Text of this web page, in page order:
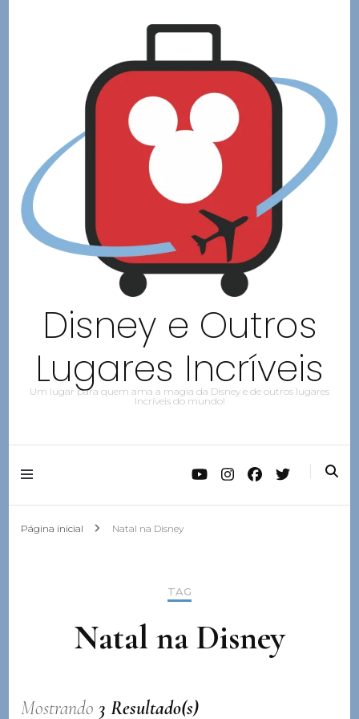
Disney e Outros
Lugares Incríveis
Um lugar para quem ama a magia da Disney e de outros lugares
Incríveis do mundo!
Página inicial Natal na Disney
TAG
Natal na Disney
Mostrando 3 Resultado(s)